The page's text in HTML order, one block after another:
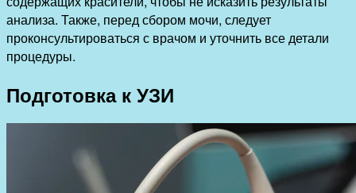
анализа. Также, перед сбором мочи, следует
проконсультироваться с врачом и уточнить все детали
процедуры.
Подготовка к УЗИ